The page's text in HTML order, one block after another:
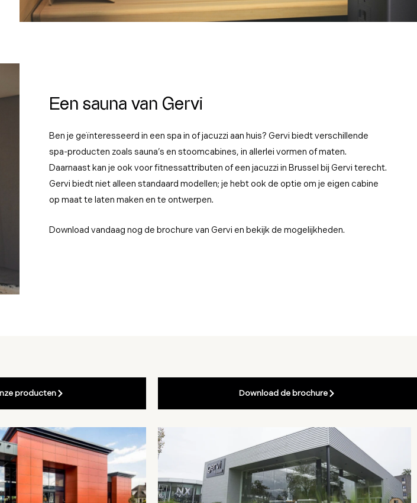
Een sauna van Gervi
Ben je geïnteresseerd in een spa in of jacuzzi aan huis? Gervi biedt verschillende
spa-producten zoals sauna’s en stoomcabines, in allerlei vormen of maten.
Daarnaast kan je ook voor fitnessattributen of een jacuzzi in Brussel bij Gervi terecht.
Gervi biedt niet alleen standaard modellen; je hebt ook de optie om je eigen cabine
op maat te laten maken en te ontwerpen.
Download vandaag nog de brochure van Gervi en bekijk de mogelijkheden.
producten Download de brochure